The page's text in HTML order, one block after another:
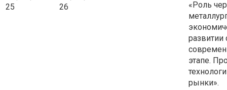
25
26
«Роль
развитии
этапе.
рынки».